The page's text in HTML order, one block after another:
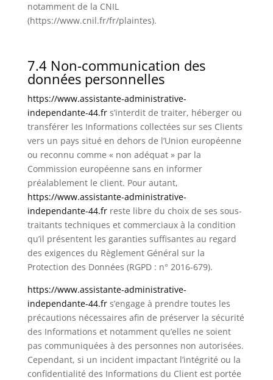
notamment de la CNIL
(https://www.cnil.fr/fr/plaintes).
7.4 Non-communication des
données personnelles
https://www.assistante-administrative-
independante-44.frs’interdit de traiter, héberger ou
transférer les Informations collectées sur ses Clients
vers un pays situé en dehors de l’Union européenne
ou reconnu comme « non adéquat » par la
Commission européenne sans en informer
préalablement le client. Pour autant,
https://www.assistante-administrative-
independante-44.frreste libre du choix de ses sous-
traitants techniques et commerciaux à la condition
qu’il présentent les garanties suffisantes au regard
des exigences du Règlement Général sur la
Protection des Données (RGPD : n° 2016-679).
https://www.assistante-administrative-
independante-44.frs’engage à prendre toutes les
précautions nécessaires afin de préserver la sécurité
des Informations et notamment qu’elles ne soient
pas communiquées à des personnes non autorisées.
Cependant, si un incident impactant l’intégrité ou la
confidentialité des Informations du Client est portée